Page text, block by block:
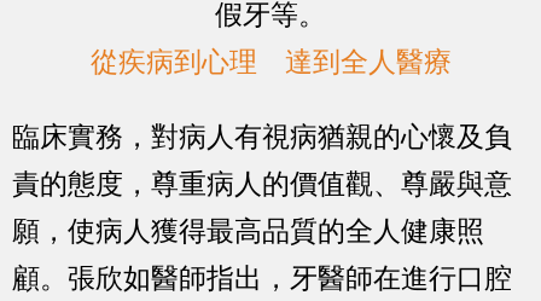
假牙等。
從疾病到心理 達到全人醫療
臨床實務，對病人有視病猶親的心懷及負
責的態度，尊重病人的價值觀、尊嚴與意
願，使病人獲得最高品質的全人健康照
顧。張欣如醫師指出，牙醫師在進行口腔